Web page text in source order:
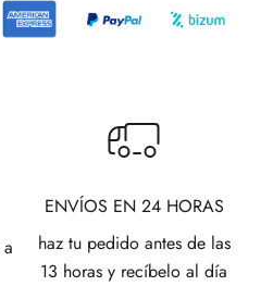
ENVÍOS EN 24 HORAS
haz tu pedido antes de las
13 horas y recíbelo al día